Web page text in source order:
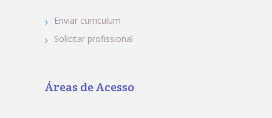
Enviar curriculum
Solicitar profissional
Áreas de Acesso